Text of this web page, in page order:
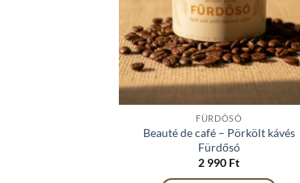
FÜRDŐSÓ
Beauté de café – Pörkölt kávés
Fürdősó
2 990 Ft